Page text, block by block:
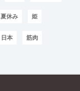
夏休み 姫
日本 筋肉